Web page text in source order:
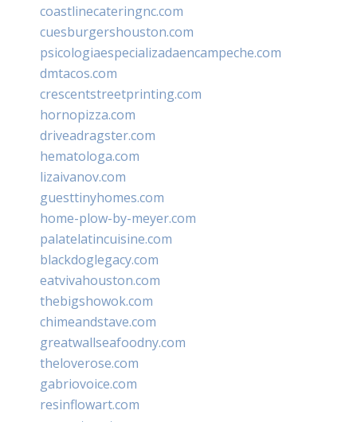
coastlinecateringnc.com
cuesburgershouston.com
psicologiaespecializadaencampeche.com
dmtacos.com
crescentstreetprinting.com
hornopizza.com
driveadragster.com
hematologa.com
lizaivanov.com
guesttinyhomes.com
home-plow-by-meyer.com
palatelatincuisine.com
blackdoglegacy.com
eatvivahouston.com
thebigshowok.com
chimeandstave.com
greatwallseafoodny.com
theloverose.com
gabriovoice.com
resinflowart.com